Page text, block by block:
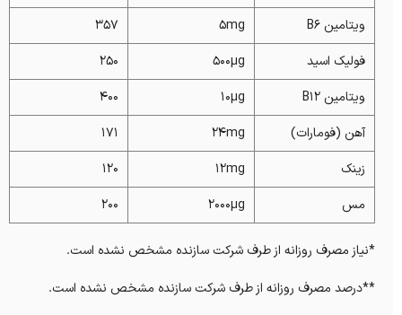
ویتامین B6
5mg
357
فولیک اسید
500µg
250
ویتامین B12
10µg
400
آهن (فومارات)
24mg
171
زینک
12mg
120
مس
2000µg
200
*نیاز مصرف روزانه از طرف شرکت سازنده مشخص نشده است.
**درصد مصرف روزانه از طرف شرکت سازنده مشخص نشده است.